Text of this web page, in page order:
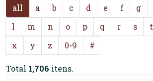
all a b c d e f g
l
m n o p q r s t
x
y z 0-9 #
Total 1,706 itens.